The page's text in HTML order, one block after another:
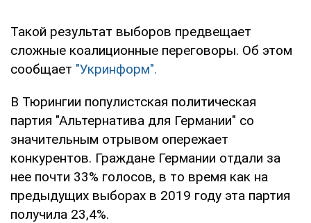
Такой результат выборов предвещает
сложные коалиционные переговоры. Об этом
сообщает "Укринформ".
В Тюрингии популистская политическая
партия "Альтернатива для Германии" со
значительным отрывом опережает
конкурентов. Граждане Германии отдали за
нее почти 33% голосов, в то время как на
предыдущих выборах в 2019 году эта партия
получила 23,4%.